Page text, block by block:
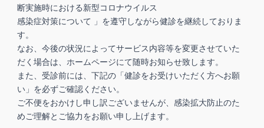
断実施時における新型コロナウイルス
感染症対策について 」を遵守しながら健診を継続しておりま
す。
なお、今後の状況によってサービス内容等を変更させていた
だく場合は、ホームページにて随時お知らせ致します。
また、受診前には、下記の「健診をお受けいただく方へお願
い」を必ずご確認ください。
ご不便をおかけし申し訳ございませんが、感染拡大防止のた
めご理解とご協力をお願い申し上げます。